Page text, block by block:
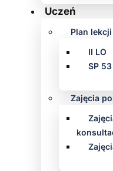
Uczeń
Plan lekcji
II LO
SP 53
Zajęcia